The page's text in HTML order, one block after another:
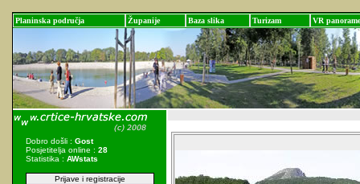
Planinska područja Županije Baza slika Turizam VR panorame
Dobro došli : Gost
Posjetitelja online : 28
Statistika : AWstats
Prijave i registracije